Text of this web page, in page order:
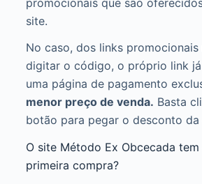
site.
No caso, dos links
digitar o código, o próprio link
uma página de pagamento
menor preço de venda. Basta
botão para pegar o desconto
O site Método Ex Obcecada
primeira compra?